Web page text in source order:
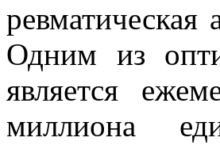
ревматическая
Одним из
является
миллиона